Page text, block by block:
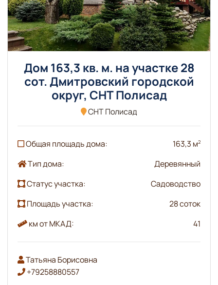
Дом 163,3 кв. м. на участке 28
сот. Дмитровский городской
округ, СНТ Полисад
СНТ Полисад
Общая площадь дома: 163,3 м2
Тип дома:
Деревянный
Статус участка:
Садоводство
Площадь участка:
28 соток
км от МКАД:
41
Татьяна Борисовна
+79258880557